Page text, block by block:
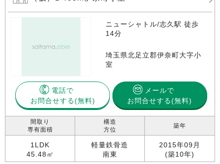
ニューシャトル/志久駅 徒歩
14分
埼玉県北足立郡伊奈町大字小
室
電話で
お問合せする
メールで
お問合せする(無料)
間取り
専有面積
1LDK
45.48㎡
構造
方位
軽量鉄骨造
南東
築年
2015年09月
(築10年)